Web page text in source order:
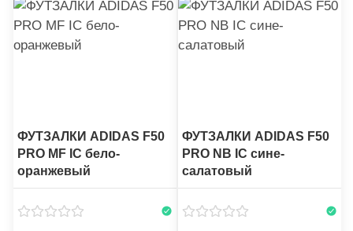
ФУТЗАЛКИ ADIDAS F50
PRO MF IC бело-
оранжевый
ФУТЗАЛКИ ADIDAS F50
PRO NB IC сине-
салатовый